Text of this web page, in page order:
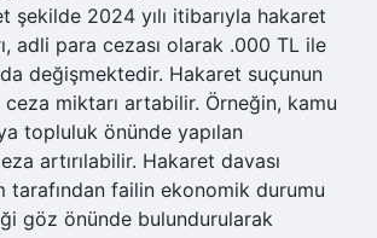
şekilde 2024 yılı itibarıyla hakaret
adli para cezası olarak .000 TL ile
değişmektedir. Hakaret suçunun
miktarı artabilir. Örneğin, kamu
topluluk önünde yapılan
artırılabilir. Hakaret davası
tarafından failin ekonomik durumu
göz önünde bulundurularak